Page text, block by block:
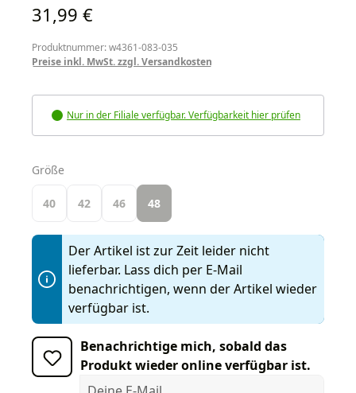
Regulärer Preis:
31,99 €
Produktnummer: w4361-083-035
Preise inkl. MwSt. zzgl. Versandkosten
Nur in der Filiale verfügbar. Verfügbarkeit hier prüfen
Größe
40 42 46 48
Der Artikel ist zur Zeit leider nicht
lieferbar. Lass dich per E-Mail
benachrichtigen, wenn der Artikel wieder
verfügbar ist.
Benachrichtige mich, sobald das
Produkt wieder online verfügbar ist.
Deine E-Mail